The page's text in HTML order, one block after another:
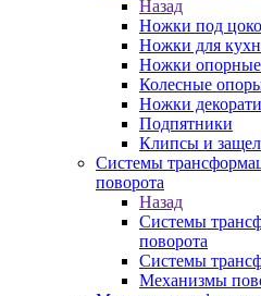
Назад
Ножки под
Ножки для
Ножки опорные
Колесные
Ножки
Подпятники
Клипсы и
Системы
поворота
Назад
Системы
поворота
Системы
Механизмы